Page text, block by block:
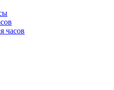
часов